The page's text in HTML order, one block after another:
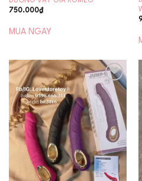
750.000₫
MUA NGAY
Add to
wishlist